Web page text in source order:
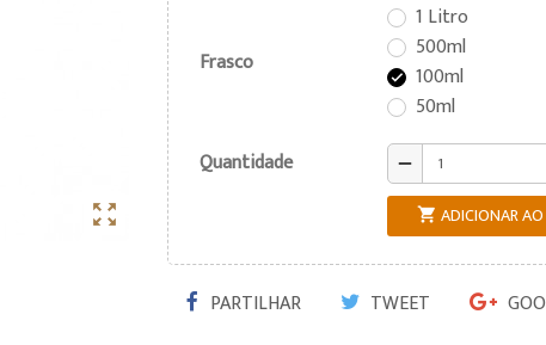

Frasco
1 Litro
500ml

100ml
50ml
Quantidade
remove
 ADICIONAR
PARTILHAR TWEET